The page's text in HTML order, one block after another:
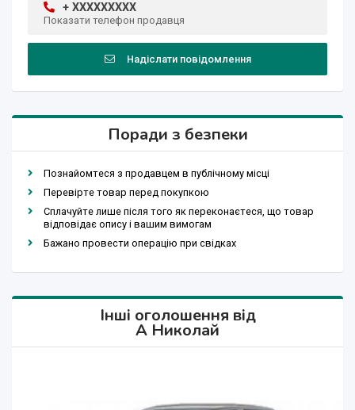
+ XXXXXXXXX
Показати телефон продавця
Надіслати повідомлення
Поради з безпеки
Познайомтеся з продавцем в публічному місці
Перевірте товар перед покупкою
Сплачуйте лише після того як переконаєтеся, що товар
відповідає опису і вашим вимогам
Бажано провести операцію при свідках
Інші оголошення від
A Николай